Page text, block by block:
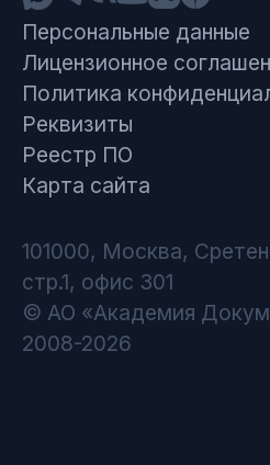
Персональные данные
Лицензионное
Политика
Реквизиты
Реестр ПО
Карта сайта
101000, Москва,
стр.1, офис 301
© АО «Академия
2008-2026